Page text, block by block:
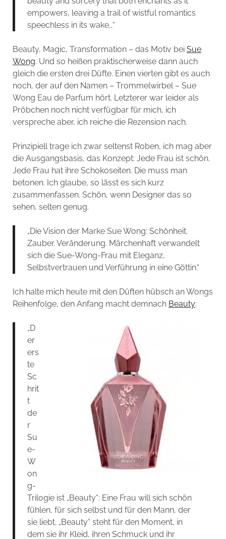
empowers, leaving a trail of wistful romantics
speechless in its wake…“
Beauty, Magic, Transformation – das Motiv bei Sue
Wong. Und so heißen praktischerweise dann auch
gleich die ersten drei Düfte. Einen vierten gibt es auch
noch, der auf den Namen – Trommelwirbel – Sue
Wong Eau de Parfum hört. Letzterer war leider als
Pröbchen noch nicht verfügbar für mich, ich
verspreche aber, ich reiche die Rezension nach.
Prinzipiell trage ich zwar seltenst Roben, ich mag aber
die Ausgangsbasis, das Konzept: Jede Frau ist schön.
Jede Frau hat ihre Schokoseiten. Die muss man
betonen. Ich glaube, so lässt es sich kurz
zusammenfassen. Schön, wenn Designer das so
sehen, selten genug.
„Die Vision der Marke Sue Wong: Schönheit.
Zauber. Veränderung. Märchenhaft verwandelt
sich die Sue-Wong-Frau mit Eleganz,
Selbstvertrauen und Verführung in eine Göttin.“
Ich halte mich heute mit den Düften hübsch an Wongs
Reihenfolge, den Anfang macht demnach Beauty:
„D
er
ers
te
Sc
hrit
t
de
r
Su
e-
W
on
g-
Trilogie ist „Beauty“: Eine Frau will sich schön
fühlen, für sich selbst und für den Mann, der
sie liebt. „Beauty“ steht für den Moment, in
dem sie ihr Kleid, ihren Schmuck und ihr